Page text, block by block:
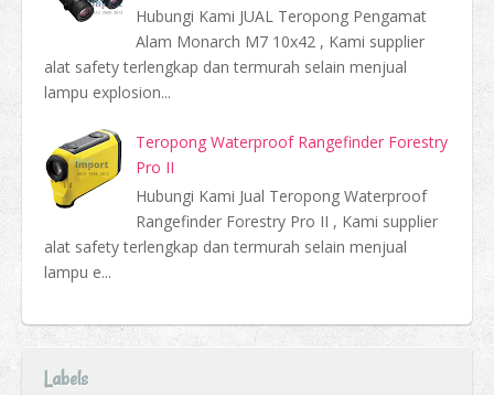
Hubungi Kami JUAL Teropong Pengamat
Alam Monarch M7 10x42 , Kami supplier
alat safety terlengkap dan termurah selain menjual
lampu explosion...
Teropong Waterproof Rangefinder Forestry
Pro II
Hubungi Kami Jual Teropong Waterproof
Rangefinder Forestry Pro II , Kami supplier
alat safety terlengkap dan termurah selain menjual
lampu e...
Labels